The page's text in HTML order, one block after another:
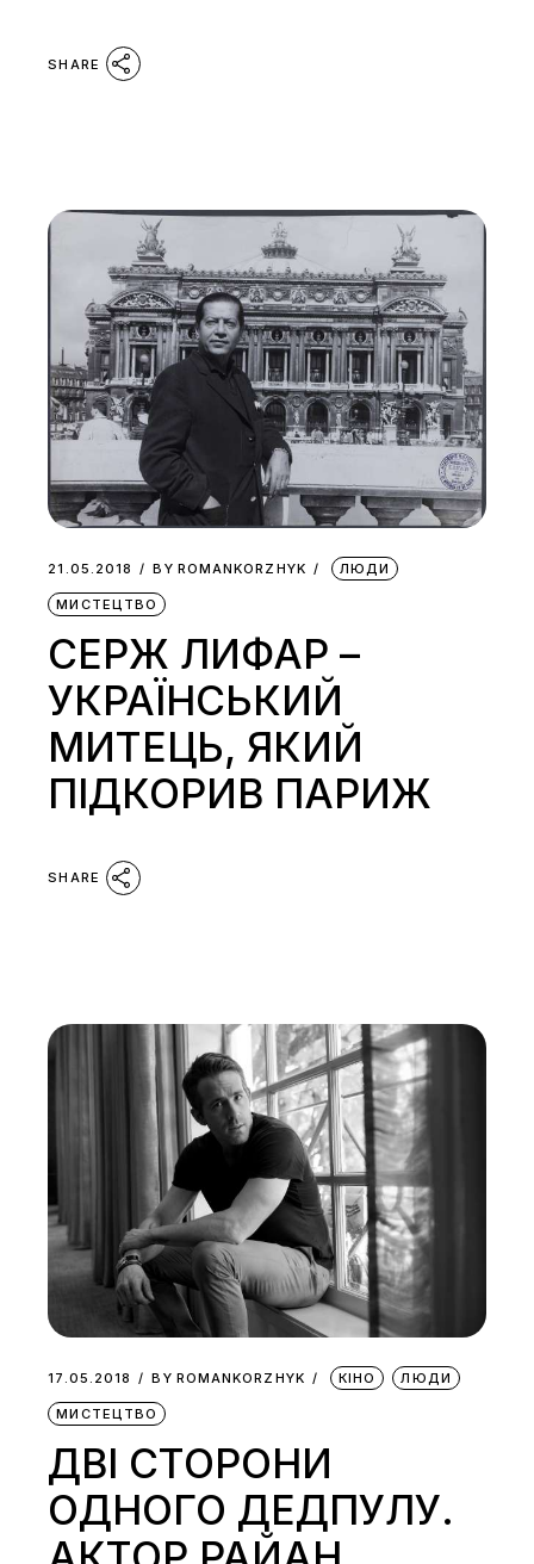
SHARE
21.05.2018 BY ROMANKORZHYK ЛЮДИ
МИСТЕЦТВО
СЕРЖ ЛИФАР –
УКРАЇНСЬКИЙ
МИТЕЦЬ, ЯКИЙ
ПІДКОРИВ ПАРИЖ
SHARE
17.05.2018 BY ROMANKORZHYK КІНО ЛЮДИ
МИСТЕЦТВО
ДВІ СТОРОНИ
ОДНОГО ДЕДПУЛУ.